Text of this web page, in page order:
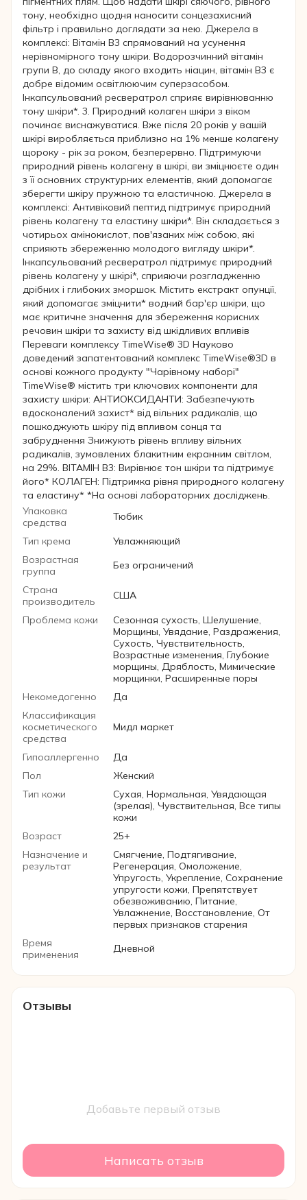
тону, необхідно щодня наносити сонцезахисний
фільтр і правильно доглядати за нею. Джерела в
комплексі: Вітамін В3 спрямований на усунення
нерівномірного тону шкіри. Водорозчинний вітамін
групи В, до складу якого входить ніацин, вітамін В3 є
добре відомим освітлюючим суперзасобом.
Інкапсульований ресвератрол сприяє вирівнюванню
тону шкіри*. 3. Природний колаген шкіри з віком
починає виснажуватися. Вже після 20 років у вашій
шкірі виробляється приблизно на 1% менше колагену
щороку - рік за роком, безперервно. Підтримуючи
природний рівень колагену в шкірі, ви зміцнюєте один
з її основних структурних елементів, який допомагає
зберегти шкіру пружною та еластичною. Джерела в
комплексі: Антивіковий пептид підтримує природний
рівень колагену та еластину шкіри*. Він складається з
чотирьох амінокислот, пов'язаних між собою, які
сприяють збереженню молодого вигляду шкіри*.
Інкапсульований ресвератрол підтримує природний
рівень колагену у шкірі*, сприяючи розгладженню
дрібних і глибоких зморшок. Містить екстракт опунції,
який допомагає зміцнити* водний бар'єр шкіри, що
має критичне значення для збереження корисних
речовин шкіри та захисту від шкідливих впливів
Переваги комплексу TimeWise® 3D Науково
доведений запатентований комплекс TimeWise®3D в
основі кожного продукту "Чарівному наборі"
TimeWise® містить три ключових компоненти для
захисту шкіри: АНТИОКСИДАНТИ: Забезпечують
вдосконалений захист* від вільних радикалів, що
пошкоджують шкіру під впливом сонця та
забруднення Знижують рівень впливу вільних
радикалів, зумовлених блакитним екранним світлом,
на 29%. ВІТАМІН В3: Вирівнює тон шкіри та підтримує
його* КОЛАГЕН: Підтримка рівня природного колагену
та еластину* *На основі лабораторних досліджень.
Упаковка
средства
Тюбик
Тип крема
Увлажняющий
Возрастная
группа
Без ограничений
Страна
производитель
США
Проблема кожи
Сезонная сухость, Шелушение,
Морщины, Увядание, Раздражения,
Сухость, Чувствительность,
Возрастные изменения, Глубокие
морщины, Дряблость, Мимические
морщинки, Расширенные поры
Некомедогенно
Да
Классификация
косметического
средства
Мидл маркет
Гипоаллергенно
Да
Пол
Женский
Тип кожи
Сухая, Нормальная, Увядающая
(зрелая), Чувствительная, Все типы
кожи
Возраст
25+
Назначение и
результат
Смягчение, Подтягивание,
Регенерация, Омоложение,
Упругость, Укрепление, Сохранение
упругости кожи, Препятствует
обезвоживанию, Питание,
Увлажнение, Восстановление, От
первых признаков старения
Время
применения
Дневной
Отзывы
Добавьте первый отзыв
Написать отзыв